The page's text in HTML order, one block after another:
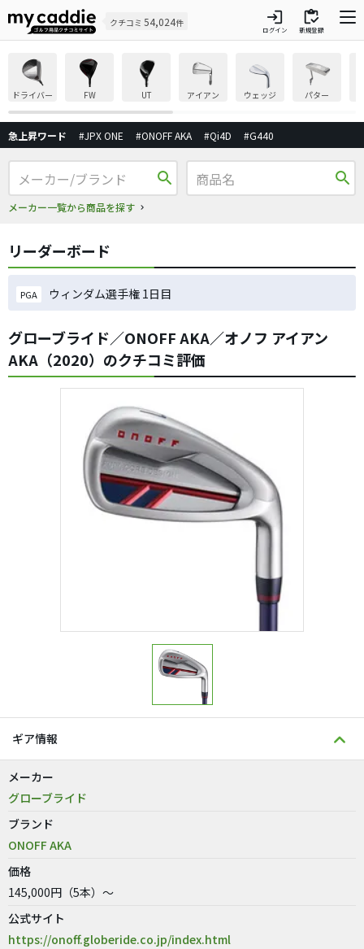
クチコミ 54,024件 login
ログイン
inventory
新規登録
ドライバー FW UT アイアン ウェッジ パター
急上昇ワード #JPX ONE #ONOFF AKA #Qi4D #G440
search
メーカー一覧から商品を探す
search
リーダーボード
PGA ウィンダム選手権 1日目
グローブライド／ONOFF AKA／オノフ アイアン
AKA（2020）のクチコミ評価
ギア情報
メーカー
グローブライド
ブランド
ONOFF AKA
価格
145,000円（5本）～
公式サイト
https://onoff.globeride.co.jp/index.html